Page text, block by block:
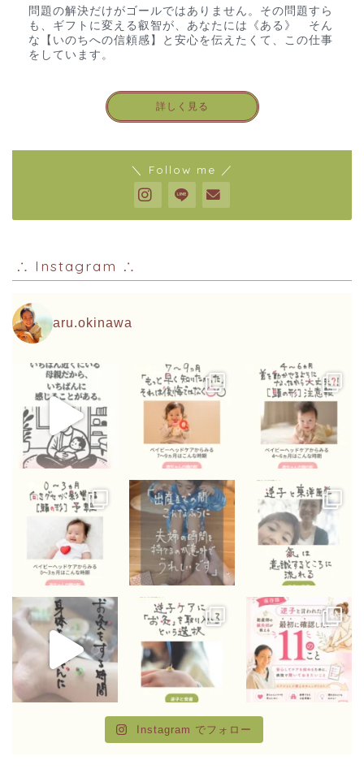
問題の解決だけがゴールではありません。その問題すら
も、ギフトに変える叡智が、あなたには《ある》 そん
な【いのちへの信頼感】と安心を伝えたくて、この仕事
をしています。
詳しく見る
＼ Follow me ／
∴ Instagram ∴
aru.okinawa
Instagram でフォロー